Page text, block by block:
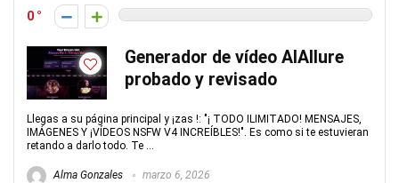
0
Generador de vídeo AIAllure
probado y revisado
Llegas a su página principal y ¡zas !: "¡ TODO ILIMITADO! MENSAJES,
IMÁGENES Y ¡VÍDEOS NSFW V4 INCREÍBLES!". Es como si te estuvieran
retando a darlo todo. Te ...
Alma Gonzales marzo 6, 2026